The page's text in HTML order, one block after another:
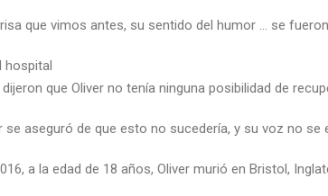
que vimos antes, su sentido del humor … se
que Oliver no tenía ninguna posibilidad de
se aseguró de que esto no sucedería, y su voz no se
a la edad de 18 años, Oliver murió en Bristol,